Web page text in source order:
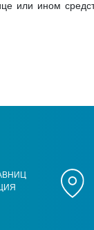
или ином